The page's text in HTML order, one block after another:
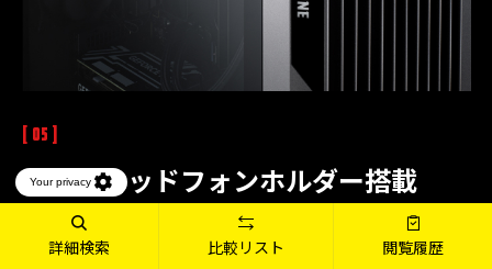
[ 05 ]
便利なヘッドフォンホルダー搭載
ゲームの臨場感を高めるヘッドフォン、ヘッドセットを本体
に掛けることができる引出しタイプのヘッドフォンホルダー
詳細検索 比較リスト 閲覧履歴